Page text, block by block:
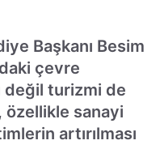
Başkanı Besim
çevre
değil turizmi de
sanayi
artırılması